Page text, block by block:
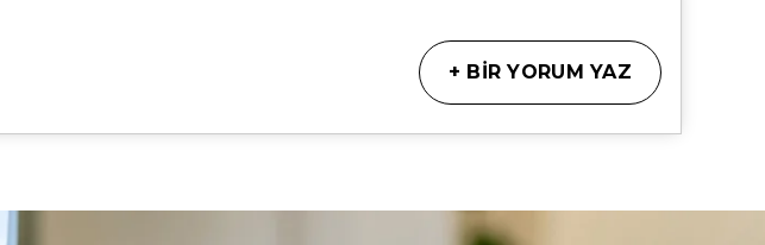
+ BİR YORUM YAZ